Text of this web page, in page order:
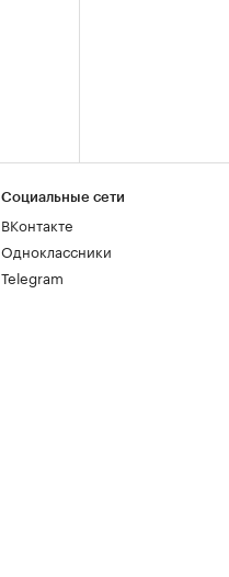
Социальные сети
ВКонтакте
Одноклассники
Telegram